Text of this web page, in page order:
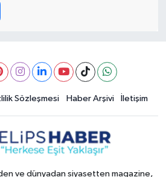
Sözleşmesi Haber Arşivi İletişim
ve dünyadan siyasetten magazine,